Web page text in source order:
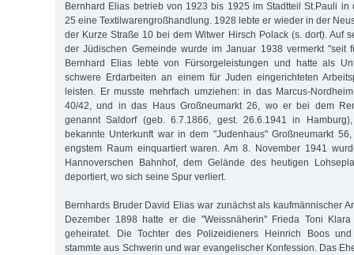
Bernhard Elias betrieb von 1923 bis 1925 im Stadtteil St.Pauli in
25 eine Textilwarengroßhandlung. 1928 lebte er wieder in der
der Kurze Straße 10 bei dem Witwer Hirsch Polack (s. dort). Auf
der Jüdischen Gemeinde wurde im Januar 1938 vermerkt "seit
Bernhard Elias lebte von Fürsorgeleistungen und hatte als
schwere Erdarbeiten an einem für Juden eingerichteten
leisten. Er musste mehrfach umziehen: in das Marcus-
40/42, und in das Haus Großneumarkt 26, wo er bei dem
genannt Saldorf (geb. 6.7.1866, gest. 26.6.1941 in
bekannte Unterkunft war in dem "Judenhaus" Großneumarkt
engstem Raum einquartiert waren. Am 8. November 1941
Hannoverschen Bahnhof, dem Gelände des heutigen
deportiert, wo sich seine Spur verliert.
Bernhards Bruder David Elias war zunächst als kaufmännischer
Dezember 1898 hatte er die "Weissnäherin" Frieda Toni
geheiratet. Die Tochter des Polizeidieners Heinrich Boos
stammte aus Schwerin und war evangelischer Konfession. Das